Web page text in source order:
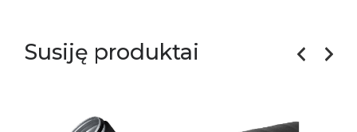
Susiję produktai